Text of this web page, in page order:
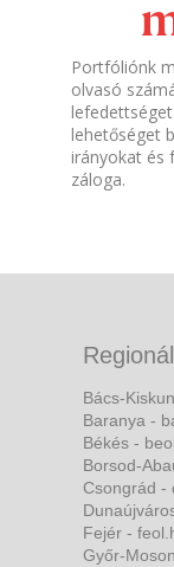
Portfóliónk
olvasó
lehetőséget
irányokat és
záloga.
Bács-
Baranya -
Békés -
Borsod-
Csongrád -
Fejér -
Győr-